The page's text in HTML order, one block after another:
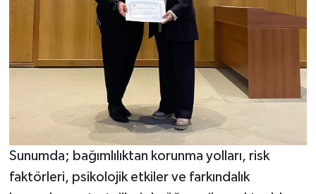
Sunumda; bağımlılıktan korunma yolları, risk
faktörleri, psikolojik etkiler ve farkındalık